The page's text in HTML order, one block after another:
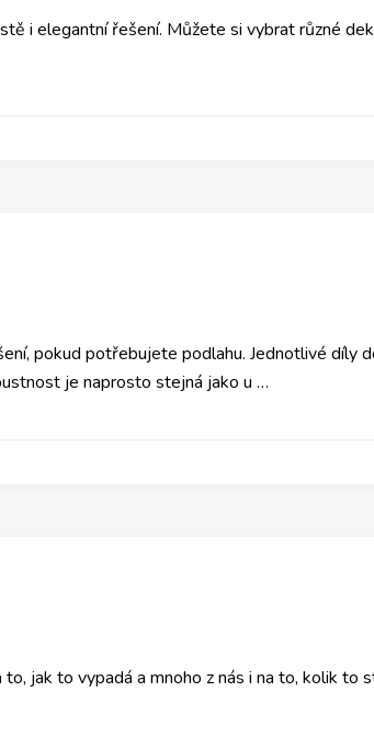
i elegantní řešení. Můžete si vybrat různé
pokud potřebujete podlahu. Jednotlivé díly
je naprosto stejná jako u …
jak to vypadá a mnoho z nás i na to, kolik to